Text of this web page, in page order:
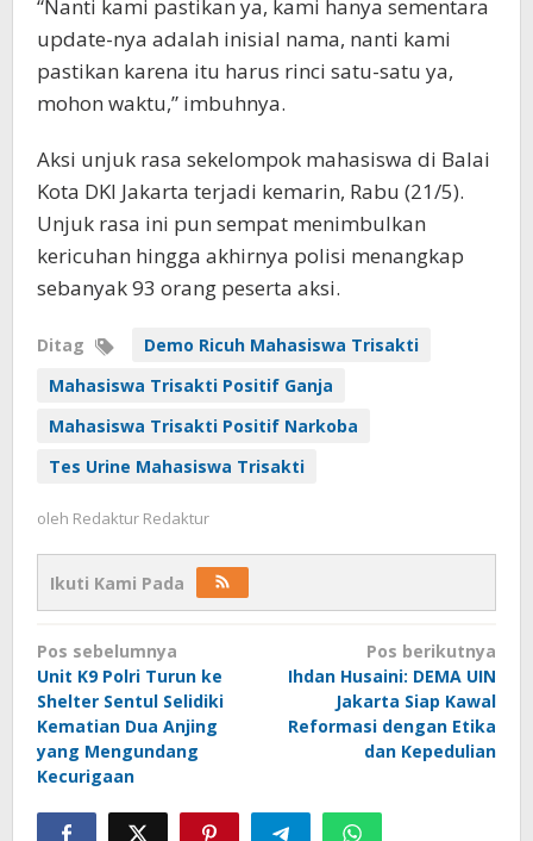
“Nanti kami pastikan ya, kami hanya sementara
update-nya adalah inisial nama, nanti kami
pastikan karena itu harus rinci satu-satu ya,
mohon waktu,” imbuhnya.
Aksi unjuk rasa sekelompok mahasiswa di Balai
Kota DKI Jakarta terjadi kemarin, Rabu (21/5).
Unjuk rasa ini pun sempat menimbulkan
kericuhan hingga akhirnya polisi menangkap
sebanyak 93 orang peserta aksi.
Ditag
Demo Ricuh Mahasiswa Trisakti
Mahasiswa Trisakti Positif Ganja
Mahasiswa Trisakti Positif Narkoba
Tes Urine Mahasiswa Trisakti
oleh Redaktur Redaktur
Ikuti Kami Pada
Navigasi
pos
Pos sebelumnya
Unit K9 Polri Turun ke
Shelter Sentul Selidiki
Kematian Dua Anjing
yang Mengundang
Kecurigaan
Pos berikutnya
Ihdan Husaini: DEMA UIN
Jakarta Siap Kawal
Reformasi dengan Etika
dan Kepedulian